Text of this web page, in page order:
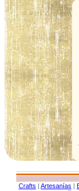
Crafts | Artesanías |